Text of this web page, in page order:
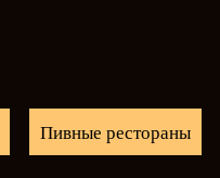
Пивные рестораны